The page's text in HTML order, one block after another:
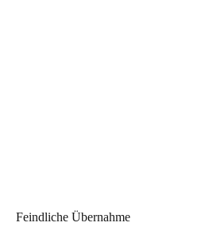
Feindliche Übernahme